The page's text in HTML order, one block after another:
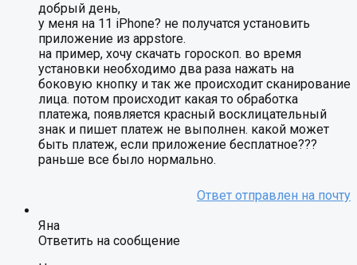
добрый день,
у меня на 11 iPhone? не получатся установить
приложение из appstore.
на пример, хочу скачать гороскоп. во время
установки необходимо два раза нажать на
боковую кнопку и так же происходит сканирование
лица. потом происходит какая то обработка
платежа, появляется красный восклицательный
знак и пишет платеж не выполнен. какой может
быть платеж, если приложение бесплатное???
раньше все было нормально.
Яна
Ответить на сообщение